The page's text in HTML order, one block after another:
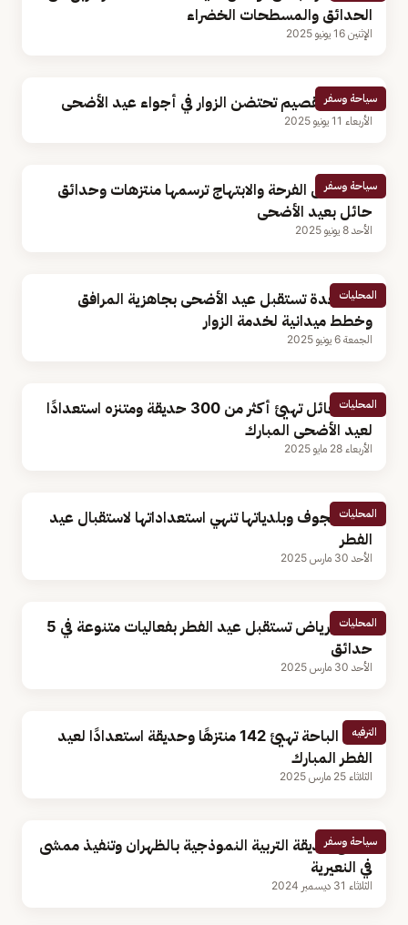
الحدائق والمسطحات الخضراء
الإثنين 16 يونيو 2025
سياحة وسفر
حدائق القصيم تحتضن الزوار في أجواء عيد الأضحى
الأربعاء 11 يونيو 2025
سياحة وسفر
مظاهر من الفرحة والابتهاج ترسمها منتزهات وحدائق
حائل بعيد الأضحى
الأحد 8 يونيو 2025
المحليات
أمانة جدة تستقبل عيد الأضحى بجاهزية المرافق
وخطط ميدانية لخدمة الزوار
الجمعة 6 يونيو 2025
المحليات
أمانة حائل تهيئ أكثر من 300 حديقة ومتنزه استعدادًا
لعيد الأضحى المبارك
الأربعاء 28 مايو 2025
المحليات
أمانة الجوف وبلدياتها تنهي استعداداتها لاستقبال عيد
الفطر
الأحد 30 مارس 2025
المحليات
أمانة الرياض تستقبل عيد الفطر بفعاليات متنوعة في 5
حدائق
الأحد 30 مارس 2025
الترفيه
أمانة الباحة تهيئ 142 منتزهًا وحديقة استعدادًا لعيد
الفطر المبارك
الثلاثاء 25 مارس 2025
سياحة وسفر
افتتاح حديقة التربية النموذجية بالظهران وتنفيذ ممشى
في النعيرية
الثلاثاء 31 ديسمبر 2024